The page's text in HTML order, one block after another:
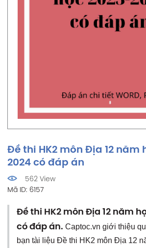
Đề thi HK2 môn Địa 12 năm
2024 có đáp án
562 View
Mã ID: 6157
Đề thi HK2 môn Địa 12 năm
có đáp án. Captoc.vn giới thiệu
bạn tài liệu Đề thi HK2 môn Địa 12